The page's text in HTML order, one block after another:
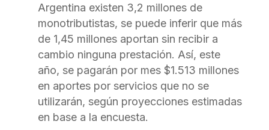
Argentina existen 3,2 millones de
monotributistas, se puede inferir que más
de 1,45 millones aportan sin recibir a
cambio ninguna prestación. Así, este
año, se pagarán por mes $1.513 millones
en aportes por servicios que no se
utilizarán, según proyecciones estimadas
en base a la encuesta.